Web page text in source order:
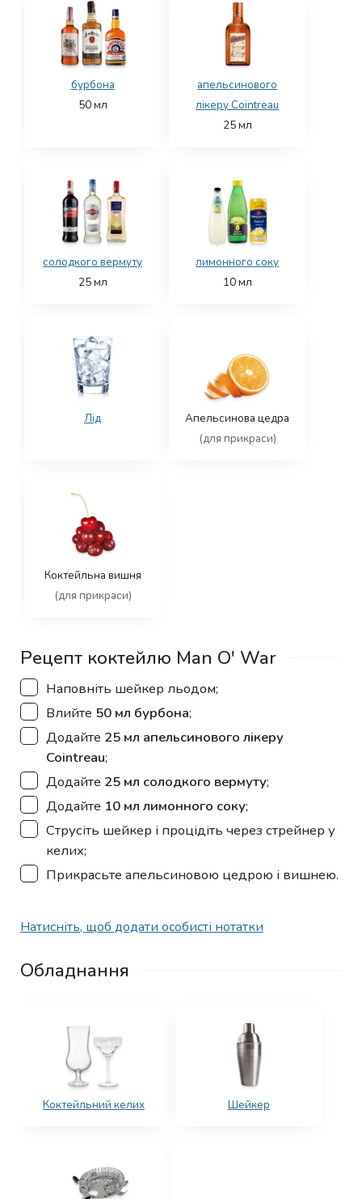
бурбона
50мл
апельсинового
лікеру Cointreau
25мл
солодкого вермуту
25мл
лимонного соку
10мл
Лід
Апельсинова цедра
(для прикраси)
Коктейльна вишня
(для прикраси)
Рецепт коктейлю Man O' War
▢
Наповніть шейкер льодом;
▢
Влийте 50 мл бурбона;
▢
Додайте 25 мл апельсинового лікеру
Cointreau;
▢
Додайте 25 мл солодкого вермуту;
▢
Додайте 10 мл лимонного соку;
▢
Струсіть шейкер і процідіть через стрейнер у
келих;
▢
Прикрасьте апельсиновою цедрою і вишнею.
Натисніть, щоб додати особисті нотатки
Обладнання
Коктейльний келих Шейкер